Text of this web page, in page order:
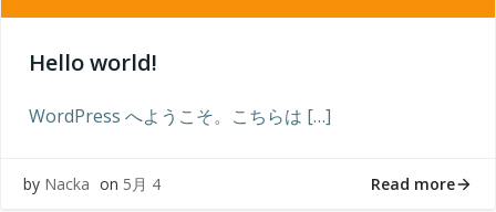
Hello world!
WordPress へようこそ。こちらは […]
by Nacka on 5月 4 Read more